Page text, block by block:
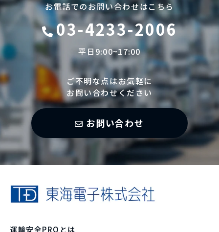
お電話でのお問い合わせはこちら
03-4233-2006
平日9:00~17:00
ご不明な点はお気軽に
お問い合わせください
お問い合わせ
運輸安全PROとは